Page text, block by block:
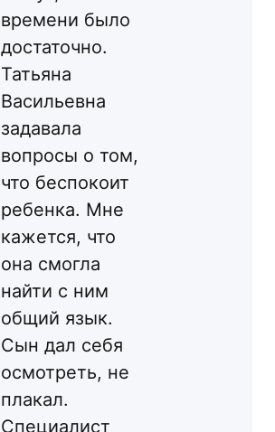
времени было
достаточно.
Татьяна
Васильевна
задавала
вопросы о том,
что беспокоит
ребенка. Мне
кажется, что
она смогла
найти с ним
общий язык.
Сын дал себя
осмотреть, не
плакал.
Специалист